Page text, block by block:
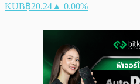
KUB฿20.24 ▲ 0.00%